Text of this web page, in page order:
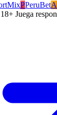
PPeruBetA
18+ Juega